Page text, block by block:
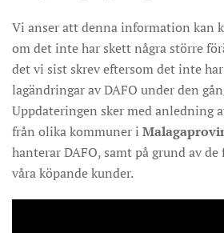
Vi anser att denna information kan
om det inte har skett några större
det vi sist skrev eftersom det inte
lagändringar av DAFO under den
Uppdateringen sker med anledning
från olika kommuner i
hanterar DAFO, samt på grund av
våra köpande kunder.